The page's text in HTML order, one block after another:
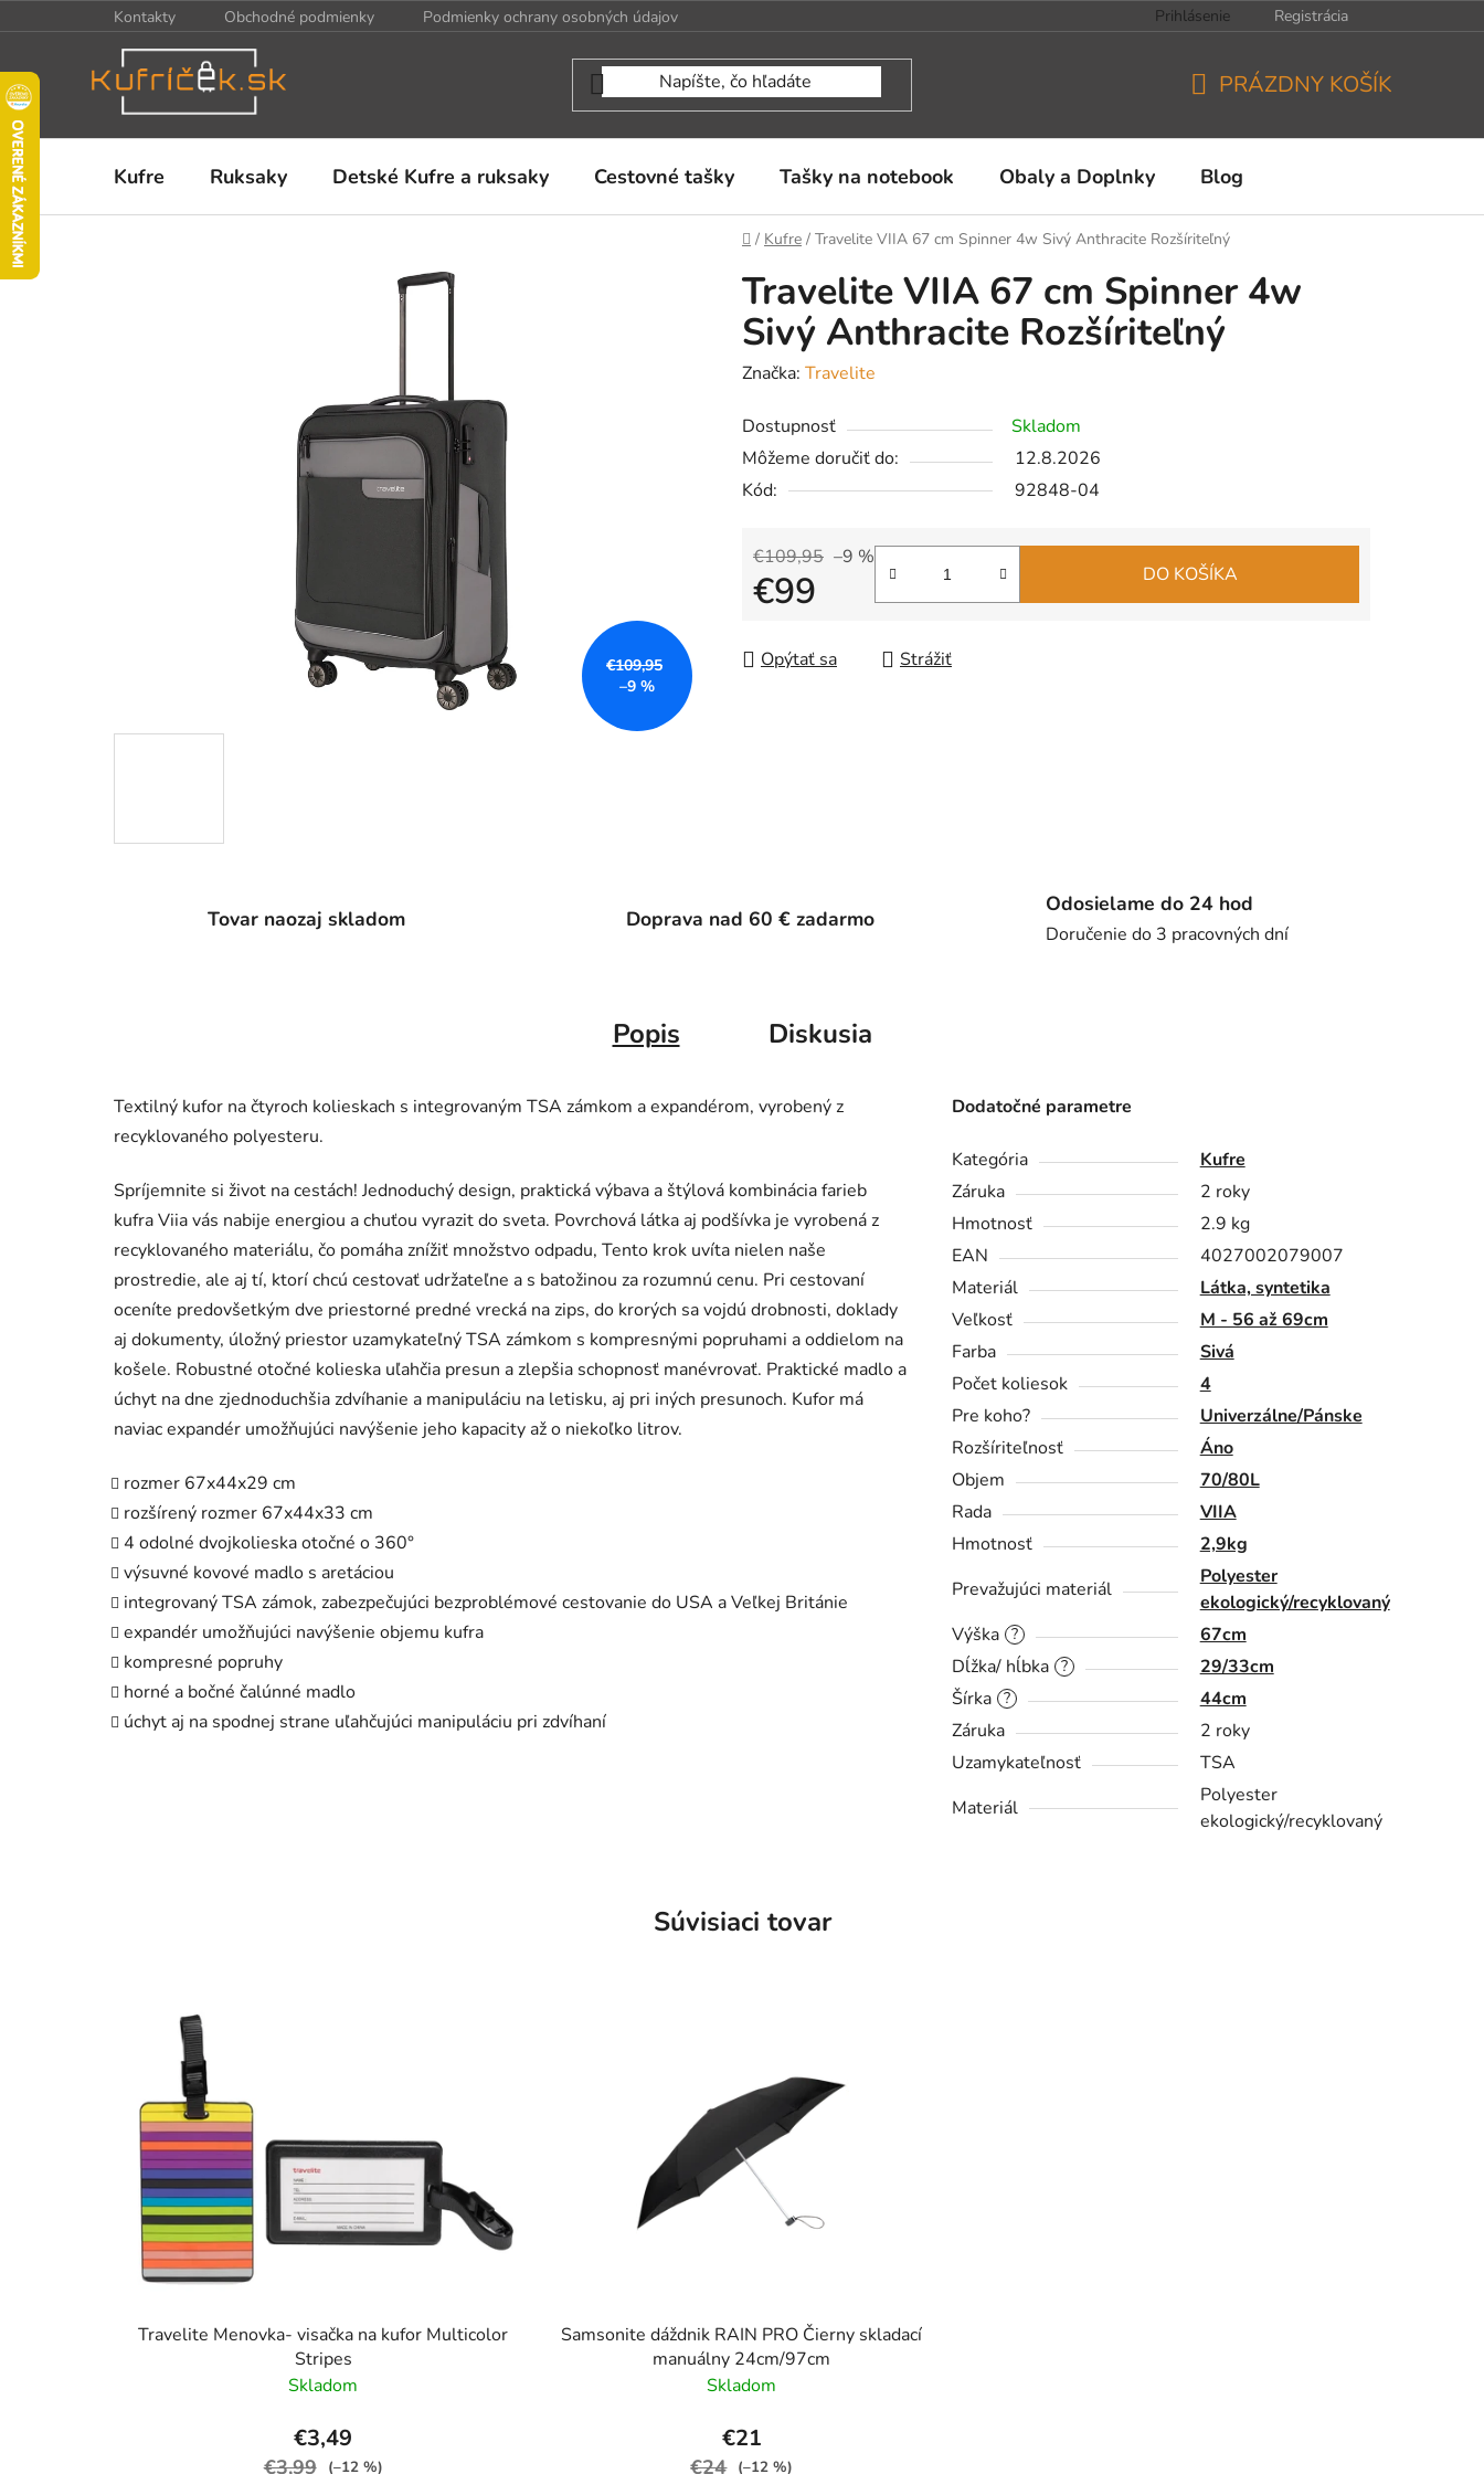
na
Kontakty Obchodné podmienky Podmienky ochrany osobných údajov Prihlásenie Registrácia
KOŠÍK
PRÁZDNY KOŠÍK
Kufre Ruksaky Detské Kufre a ruksaky Cestovné tašky Tašky na notebook Obaly a Doplnky Blog
Domov
/ Kufre / Travelite VIIA 67 cm Spinner 4w Sivý Anthracite Rozšíriteľný
Travelite VIIA 67 cm Spinner 4w
Sivý Anthracite Rozšíriteľný
Značka: Travelite
Dostupnosť
Skladom
Môžeme doručiť do:
12.8.2026
Kód:
92848-04
€109,95 –9 %
€99 DO KOŠÍKA
Opýtať sa Strážiť
€109,95
–9 %
Tovar naozaj skladom Doprava nad 60 € zadarmo
Odosielame do 24 hod
Doručenie do 3 pracovných dní
Popis Diskusia
Textilný kufor na čtyroch kolieskach s integrovaným TSA zámkom a expandérom, vyrobený z
recyklovaného polyesteru.
Spríjemnite si život na cestách! Jednoduchý design, praktická výbava a štýlová kombinácia farieb
kufra Viia vás nabije energiou a chuťou vyrazit do sveta. Povrchová látka aj podšívka je vyrobená z
recyklovaného materiálu, čo pomáha znížiť množstvo odpadu, Tento krok uvíta nielen naše
prostredie, ale aj tí, ktorí chcú cestovať udržateľne a s batožinou za rozumnú cenu. Pri cestovaní
oceníte predovšetkým dve priestorné predné vrecká na zips, do krorých sa vojdú drobnosti, doklady
aj dokumenty, úložný priestor uzamykateľný TSA zámkom s kompresnými popruhami a oddielom na
košele. Robustné otočné kolieska uľahčia presun a zlepšia schopnosť manévrovať. Praktické madlo a
úchyt na dne zjednoduchšia zdvíhanie a manipuláciu na letisku, aj pri iných presunoch. Kufor má
naviac expandér umožňujúci navýšenie jeho kapacity až o niekoľko litrov.
rozmer 67x44x29 cm
rozšírený rozmer 67x44x33 cm
4 odolné dvojkolieska otočné o 360°
výsuvné kovové madlo s aretáciou
integrovaný TSA zámok, zabezpečujúci bezproblémové cestovanie do USA a Veľkej Británie
expandér umožňujúci navýšenie objemu kufra
kompresné popruhy
horné a bočné čalúnné madlo
úchyt aj na spodnej strane uľahčujúci manipuláciu pri zdvíhaní
Dodatočné parametre
Kategória
Kufre
Záruka
2 roky
Hmotnosť
2.9 kg
EAN
4027002079007
Materiál
Látka, syntetika
Veľkosť
M - 56 až 69cm
Farba
Sivá
Počet koliesok
4
Pre koho?
Univerzálne/Pánske
Rozšíriteľnosť
Áno
Objem
70/80L
Rada
VIIA
Hmotnosť
2,9kg
Prevažujúci materiál
Polyester
ekologický/recyklovaný
?
Výška 67cm
?
Dĺžka/ hĺbka 29/33cm
?
Šírka
44cm
Záruka
2 roky
Uzamykateľnosť
TSA
Materiál
Polyester
ekologický/recyklovaný
Súvisiaci tovar
Travelite Menovka- visačka na kufor Multicolor
Stripes
Skladom
€3,49
€3,99 (–12 %)
Samsonite dáždnik RAIN PRO Čierny skladací
manuálny 24cm/97cm
Skladom
€21
€24 (–12 %)